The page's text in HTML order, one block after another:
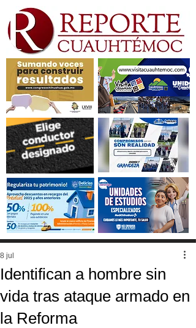
Identifican a hombre sin
vida tras ataque armado en
la Reforma
8 jul